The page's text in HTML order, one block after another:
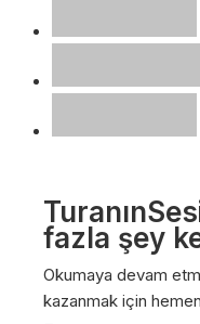
fazla şey
Okumaya devam
kazanmak için